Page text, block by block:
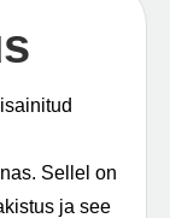
Sellel on
ja see